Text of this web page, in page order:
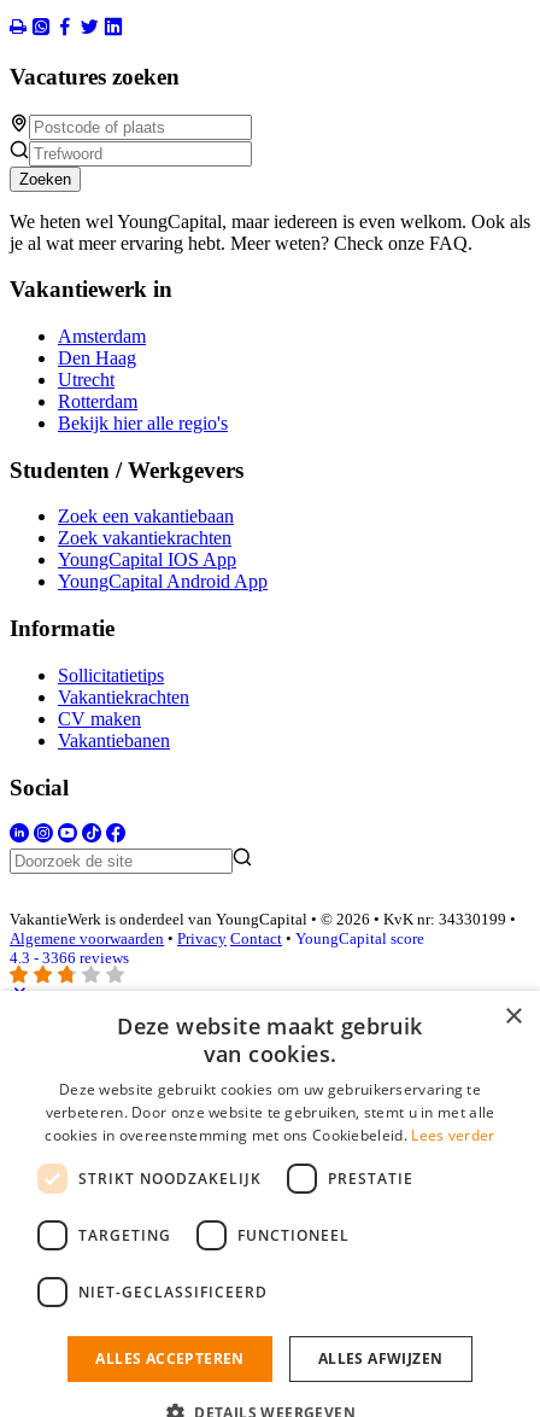
Vacatures zoeken
Zoeken
We heten wel YoungCapital, maar iedereen is even welkom. Ook als
je al wat meer ervaring hebt. Meer weten? Check onze FAQ.
Vakantiewerk in
Amsterdam
Den Haag
Utrecht
Rotterdam
Bekijk hier alle regio's
Studenten / Werkgevers
Zoek een vakantiebaan
Zoek vakantiekrachten
YoungCapital IOS App
YoungCapital Android App
Informatie
Sollicitatietips
Vakantiekrachten
CV maken
Vakantiebanen
Social
VakantieWerk is onderdeel van YoungCapital • © 2026 • KvK nr: 34330199 •
Algemene voorwaarden • Privacy Contact • YoungCapital score
4.3 - 3366 reviews
Inloggen als bedrijf
E-mail*
Wachtwoord
login gegevens onthouden
login
Bedrijf aanmelden
nieuwe collega/werknemer zo gevonden!
×
Deze website maakt gebruik
van cookies.
Deze website gebruikt cookies om uw gebruikerservaring te
verbeteren. Door onze website te gebruiken, stemt u in met alle
cookies in overeenstemming met ons Cookiebeleid. Lees verder
STRIKT NOODZAKELIJK PRESTATIE
TARGETING FUNCTIONEEL
NIET-GECLASSIFICEERD
ALLES ACCEPTEREN ALLES AFWIJZEN
DETAILS WEERGEVEN